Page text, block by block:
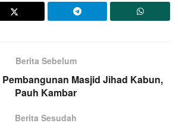
Berita Sebelum
Masjid Jihad Kabun,
Pauh Kambar
Berita Sesudah